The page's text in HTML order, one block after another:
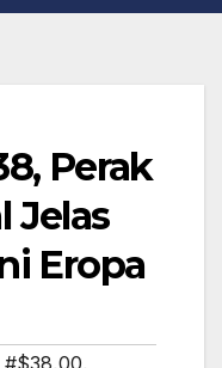
Perak
Jelas
Eropa